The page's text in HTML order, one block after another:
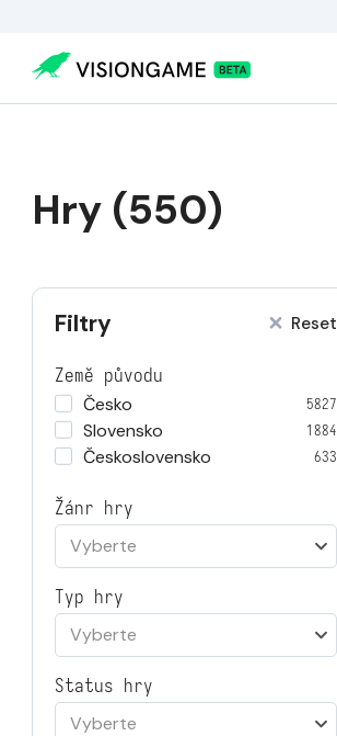
Hry (550)
Filtry Reset
Země původu
Česko
5827
Slovensko 1884
Československo 633
Žánr hry
Vyberte
Typ hry
Vyberte
Status hry
Vyberte